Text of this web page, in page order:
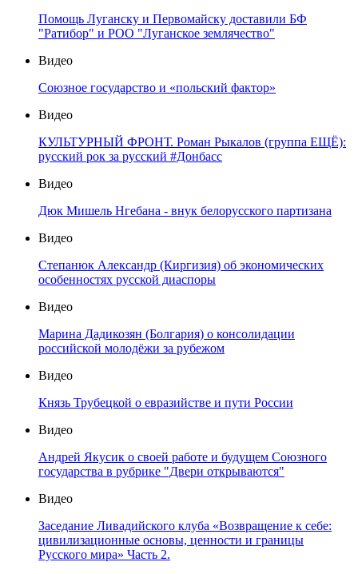
Помощь Луганску и Первомайску доставили БФ
"Ратибор" и РОО "Луганское землячество"
Видео
Союзное государство и «польский фактор»
Видео
КУЛЬТУРНЫЙ ФРОНТ. Роман Рыкалов (группа ЕЩЁ):
русский рок за русский #Донбасс
Видео
Дюк Мишель Нгебана - внук белорусского партизана
Видео
Степанюк Александр (Киргизия) об экономических
особенностях русской диаспоры
Видео
Марина Дадикозян (Болгария) о консолидации
российской молодёжи за рубежом
Видео
Князь Трубецкой о евразийстве и пути России
Видео
Андрей Якусик о своей работе и будущем Союзного
государства в рубрике "Двери открываются"
Видео
Заседание Ливадийского клуба «Возвращение к себе:
цивилизационные основы, ценности и границы
Русского мира» Часть 2.